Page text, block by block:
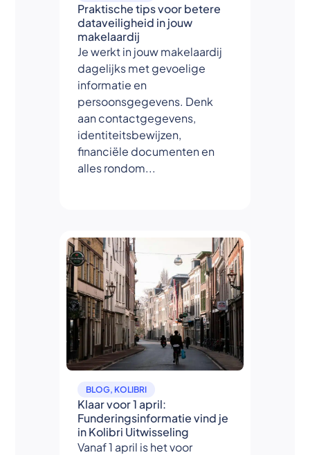
Praktische tips voor betere
dataveiligheid in jouw
makelaardij
Je werkt in jouw makelaardij
dagelijks met gevoelige
informatie en
persoonsgegevens. Denk
aan contactgegevens,
identiteitsbewijzen,
financiële documenten en
alles rondom...
BLOG, KOLIBRI
Klaar voor 1 april:
Funderingsinformatie vind je
in Kolibri Uitwisseling
Vanaf 1 april is het voor